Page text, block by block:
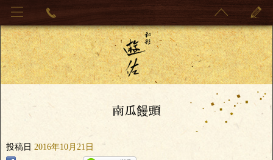
南瓜饅頭
投稿日 2016年10月21日